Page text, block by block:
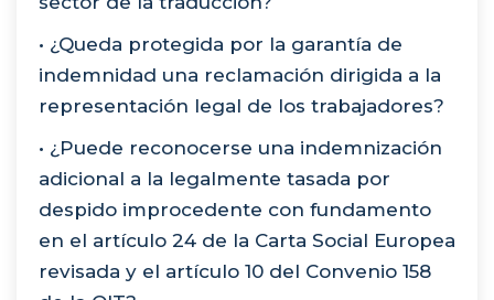
• ¿Queda protegida por la garantía de
indemnidad una reclamación dirigida a la
representación legal de los trabajadores?
• ¿Puede reconocerse una indemnización
adicional a la legalmente tasada por
despido improcedente con fundamento
en el artículo 24 de la Carta Social Europea
revisada y el artículo 10 del Convenio 158